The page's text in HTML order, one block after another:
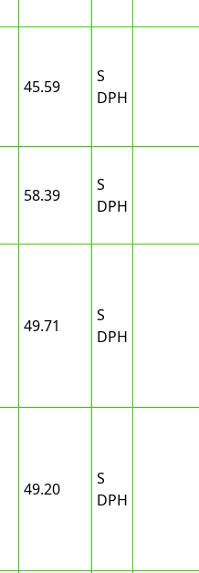
45.59
S
DPH
58.39
S
DPH
49.71
S
DPH
49.20
S
DPH